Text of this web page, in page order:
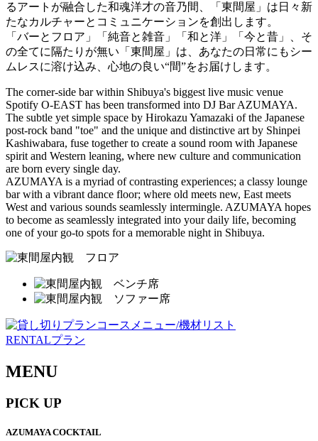
るアートが融合した和魂洋才の音乃間、「東間屋」は日々新
たなカルチャーとコミュニケーションを創出します。
「バーとフロア」「純音と雑音」「和と洋」「今と昔」、そ
の全てに隔たりが無い「東間屋」は、あなたの日常にもシー
ムレスに溶け込み、心地の良い“間”をお届けします。
The corner-side bar within Shibuya's biggest live music venue
Spotify O-EAST has been transformed into DJ Bar AZUMAYA.
The subtle yet simple space by Hirokazu Yamazaki of the Japanese
post-rock band "toe" and the unique and distinctive art by Shinpei
Kashiwabara, fuse together to create a sound room with Japanese
spirit and Western leaning, where new culture and communication
are born every single day.
AZUMAYA is a myriad of contrasting experiences; a classy lounge
bar with a vibrant dance floor; where old meets new, East meets
West and various sounds seamlessly intermingle. AZUMAYA hopes
to become as seamlessly integrated into your daily life, becoming
one of your go-to spots for a memorable night in Shibuya.
RENTALプラン
MENU
PICK UP
AZUMAYA COCKTAIL